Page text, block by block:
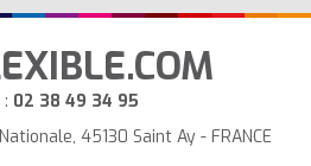
02 38 49 34 95
45130 Saint Ay - FRANCE